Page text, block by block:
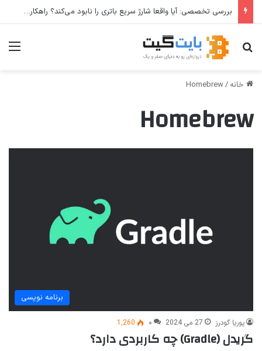
بررسی تخصصی: آیا واقعا شارژ سریع باتری را نابود می‌کند؟ راهکارهای عملی برای افزایش طول عمر باتری
جستجو برای
خانه /
Homebrew
Homebrew
برنامه نویسی
پوریا گودرز 27 می 2024 ۰ 1,260
گریدل (Gradle) چه کاربردی دارد؟